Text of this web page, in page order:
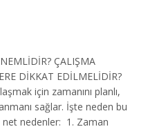
ÇALIŞMA
DİKKAT EDİLMELİDİR?
için zamanını planlı,
sağlar. İşte neden bu
net nedenler: 1. Zaman